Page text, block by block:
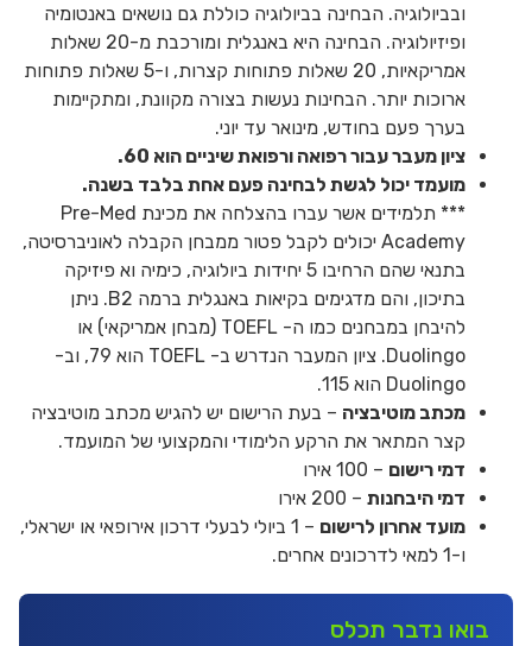
ובביולוגיה. הבחינה בביולוגיה כוללת גם נושאים באנטומיה
ופיזיולוגיה. הבחינה היא באנגלית ומורכבת מ-20 שאלות
אמריקאיות, 20 שאלות פתוחות קצרות, ו-5 שאלות פתוחות
ארוכות יותר. הבחינות נעשות בצורה מקוונת, ומתקיימות
בערך פעם בחודש, מינואר עד יוני.
ציון מעבר עבור רפואה ורפואת שיניים הוא 60.
מועמד יכול לגשת לבחינה פעם אחת בלבד בשנה.
*** תלמידים אשר עברו בהצלחה את מכינת Pre-Med
Academy יכולים לקבל פטור ממבחן הקבלה לאוניברסיטה,
בתנאי שהם הרחיבו 5 יחידות ביולוגיה, כימיה וא פיזיקה
בתיכון, והם מדגימים בקיאות באנגלית ברמה B2. ניתן
להיבחן במבחנים כמו ה- TOEFL (מבחן אמריקאי) או
Duolingo. ציון המעבר הנדרש ב- TOEFL הוא 79, וב-
Duolingo הוא 115.
מכתב מוטיבציה – בעת הרישום יש להגיש מכתב מוטיבציה
קצר המתאר את הרקע הלימודי והמקצועי של המועמד.
דמי רישום – 100 אירו
דמי היבחנות – 200 אירו
מועד אחרון לרישום
– 1 ביולי לבעלי דרכון אירופאי או ישראלי,
ו-1 למאי לדרכונים אחרים.
בואו נדבר תכלס